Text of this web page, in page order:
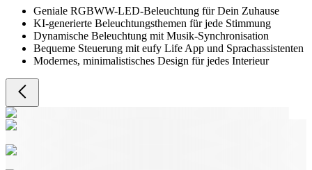
Geniale RGBWW-LED-Beleuchtung für Dein Zuhause
KI-generierte Beleuchtungsthemen für jede Stimmung
Dynamische Beleuchtung mit Musik-Synchronisation
Bequeme Steuerung mit eufy Life App und Sprachassistenten
Modernes, minimalistisches Design für jedes Interieur